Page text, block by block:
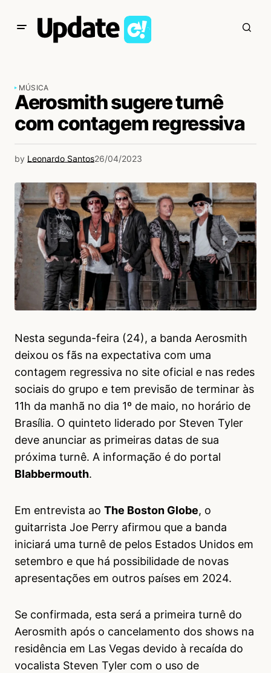
MÚSICA
Aerosmith sugere turnê
com contagem regressiva
by Leonardo Santos26/04/2023
Nesta segunda-feira (24), a banda Aerosmith
deixou os fãs na expectativa com uma
contagem regressiva no site oficial e nas redes
sociais do grupo e tem previsão de terminar às
11h da manhã no dia 1º de maio, no horário de
Brasília. O quinteto liderado por Steven Tyler
deve anunciar as primeiras datas de sua
próxima turnê. A informação é do portal
Blabbermouth.
Em entrevista ao The Boston Globe, o
guitarrista Joe Perry afirmou que a banda
iniciará uma turnê de pelos Estados Unidos em
setembro e que há possibilidade de novas
apresentações em outros países em 2024.
Se confirmada, esta será a primeira turnê do
Aerosmith após o cancelamento dos shows na
residência em Las Vegas devido à recaída do
vocalista Steven Tyler com o uso de